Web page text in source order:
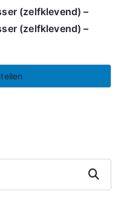
(zelfklevend) –
(zelfklevend) –
Zoeken